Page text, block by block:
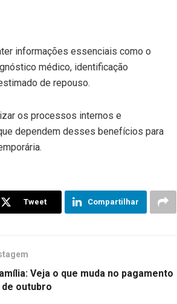
informações essenciais como o
médico, identificação
de repouso.
os processos internos e
dependem desses benefícios para
Tweet Compartilhar
Veja o que muda no pagamento
outubro